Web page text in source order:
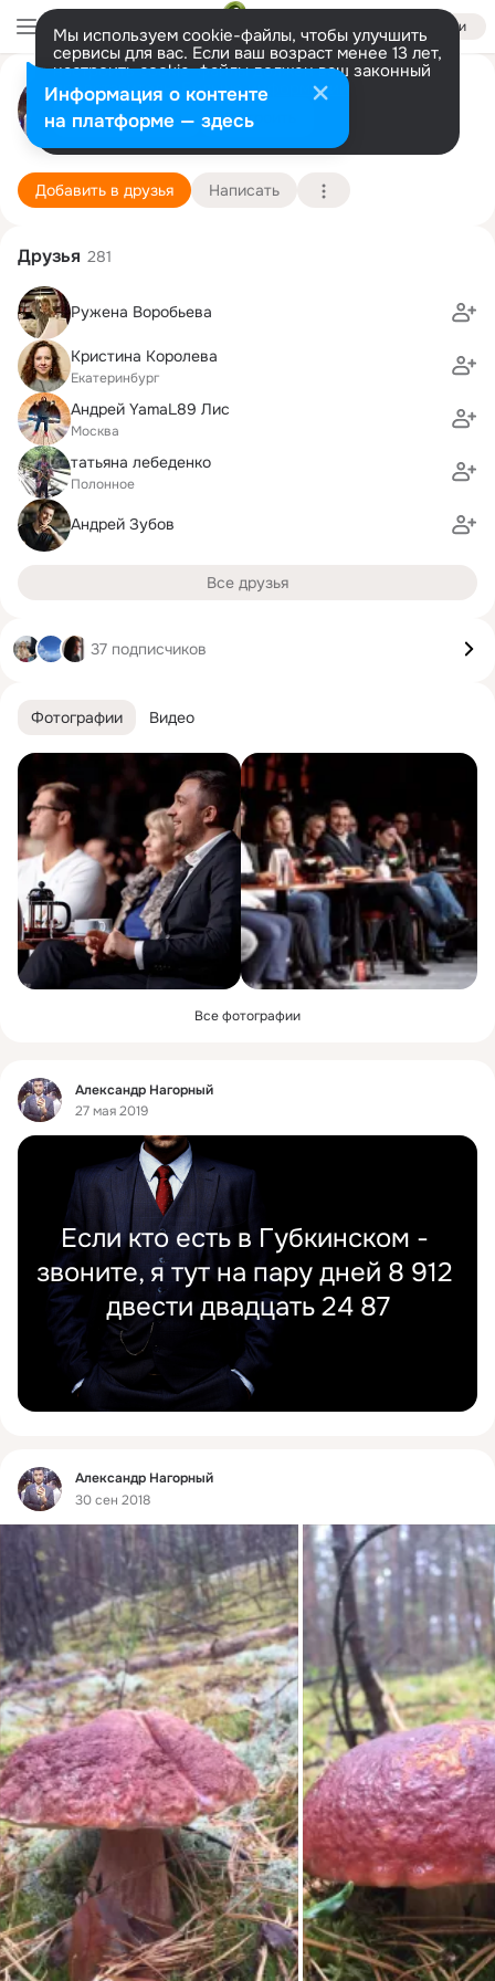
Войти
Мы используем cookie-файлы, чтобы улучшить
сервисы для вас. Если ваш возраст менее 13 лет,
настроить cookie-файлы должен ваш законный
представитель. Больше информации
Разрешить все Настроить
Александр Нагорный
Екатеринбург
Подробнее
Добавить в друзья Написать
Фотографии Видео
Все фотографии
Фид
Александр Нагорный
27 мая 2019
Если кто есть в Губкинском -
звоните, я тут на пару дней 8 912
двести двадцать 24 87
Фид
Александр Нагорный
30 сен 2018
Друзья 281
Ружена Воробьева
Кристина Королева
Екатеринбург
Андрей YamaL89 Лис
Москва
татьяна лебеденко
Полонное
Андрей Зубов
Все друзья
37 подписчиков
Информация о контенте
на платформе — здесь